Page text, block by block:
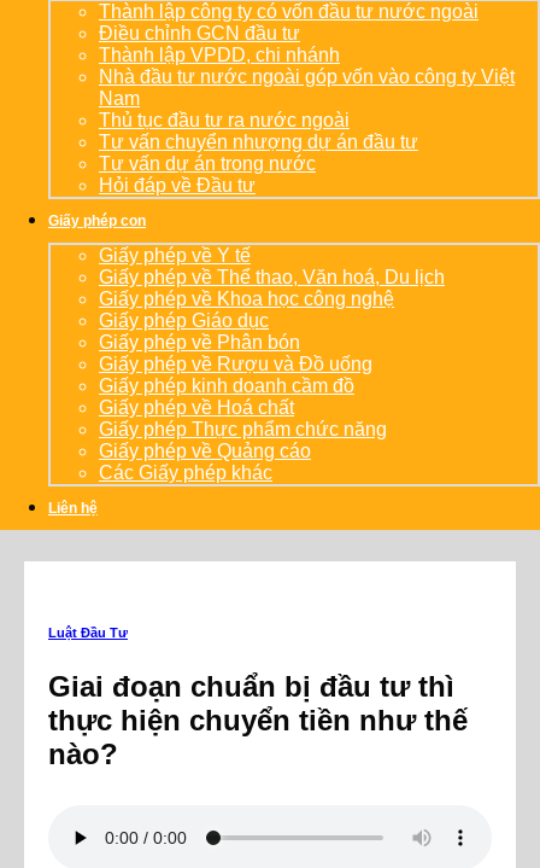
Thành lập công ty có vốn đầu tư nước ngoài
Điều chỉnh GCN đầu tư
Thành lập VPDD, chi nhánh
Nhà đầu tư nước ngoài góp vốn vào công ty Việt
Nam
Thủ tục đầu tư ra nước ngoài
Tư vấn chuyển nhượng dự án đầu tư
Tư vấn dự án trong nước
Hỏi đáp về Đầu tư
Giấy phép con
Giấy phép về Y tế
Giấy phép về Thể thao, Văn hoá, Du lịch
Giấy phép về Khoa học công nghệ
Giấy phép Giáo dục
Giấy phép về Phân bón
Giấy phép về Rượu và Đồ uống
Giấy phép kinh doanh cầm đồ
Giấy phép về Hoá chất
Giấy phép Thực phẩm chức năng
Giấy phép về Quảng cáo
Các Giấy phép khác
Liên hệ
Luật Đầu Tư
Giai đoạn chuẩn bị đầu tư thì
thực hiện chuyển tiền như thế
nào?